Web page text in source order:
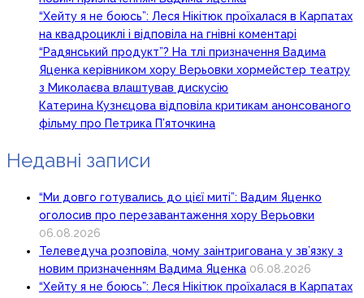
“Хейту я не боюсь”: Леся Нікітюк проїхалася в Карпатах
на квадроциклі і відповіла на гнівні коментарі
“Радянський продукт”? На тлі призначення Вадима
Яценка керівником хору Верьовки хормейстер театру
з Миколаєва влаштував дискусію
Катерина Кузнєцова відповіла критикам анонсованого
фільму про Петрика П’яточкина
Недавні записи
“Ми довго готувались до цієї миті”: Вадим Яценко
оголосив про перезавантаження хору Верьовки
06.08.2026
Телеведуча розповіла, чому заінтригована у зв’язку з
новим призначенням Вадима Яценка 06.08.2026
“Хейту я не боюсь”: Леся Нікітюк проїхалася в Карпатах